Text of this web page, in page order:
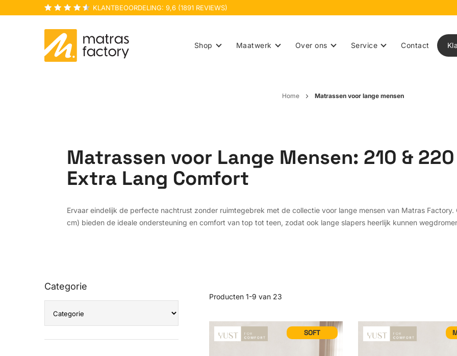
KLANTBEOORDELING: 9,6 (1891 REVIEWS)
Shop Maatwerk Over ons Service Contact
Home Matrassen voor lange mensen
Matrassen voor Lange Mensen: 210 &
Extra Lang Comfort
Ervaar eindelijk de perfecte nachtrust zonder ruimtegebrek met de collectie voor lange mensen van Matras
cm) bieden de ideale ondersteuning en comfort van top tot teen, zodat ook lange slapers heerlijk kunnen
Producten 1-9 van 23
SOFT
Categorie